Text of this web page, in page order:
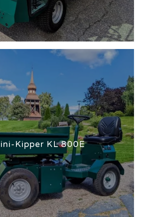
Kipper KL 800E